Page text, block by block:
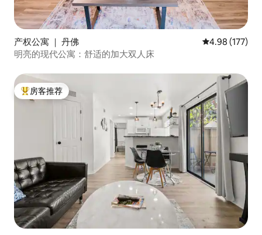
产权公寓 ｜ 丹佛 平均评分 4.98
4.98 (177)
明亮的现代公寓：舒适的加大双人床
热门「房客推荐」
房客推荐